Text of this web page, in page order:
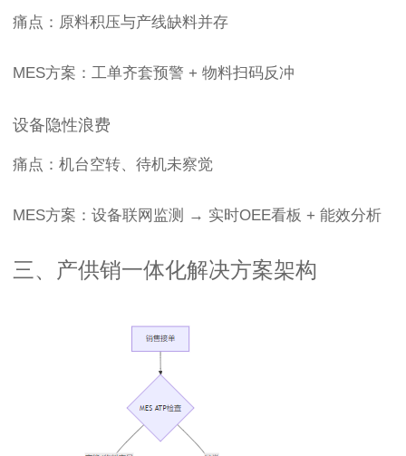
痛点：原料积压与产线缺料并存
MES方案：工单齐套预警 + 物料扫码反冲
设备隐性浪费
痛点：机台空转、待机未察觉
MES方案：设备联网监测 → 实时OEE看板 + 能效分析
三、产供销一体化解决方案架构